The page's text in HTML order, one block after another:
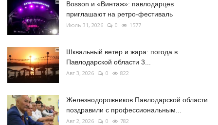
Bosson и «Винтаж»: павлодарцев
приглашают на ретро-фестиваль
Июль 31, 2026 0 1577
Шквальный ветер и жара: погода в
Павлодарской области 3...
Авг 3, 2026 0 822
Железнодорожников Павлодарской области
поздравили с профессиональным...
Авг 2, 2026 0 782